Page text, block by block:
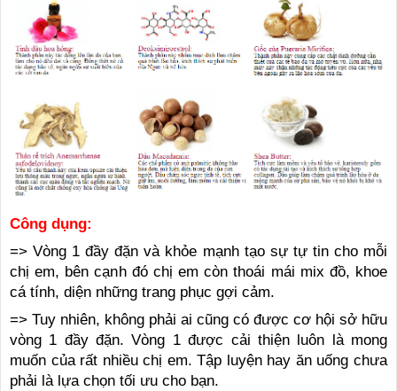
Công dụng:
=> Vòng 1 đầy đặn và khỏe mạnh tạo sự tự tin cho mỗi
chị em, bên cạnh đó chị em còn thoái mái mix đồ, khoe
cá tính, diện những trang phục gợi cảm.
=> Tuy nhiên, không phải ai cũng có được cơ hội sở hữu
vòng 1 đầy đặn. Vòng 1 được cải thiện luôn là mong
muốn của rất nhiều chị em. Tập luyện hay ăn uống chưa
phải là lựa chọn tối ưu cho bạn.